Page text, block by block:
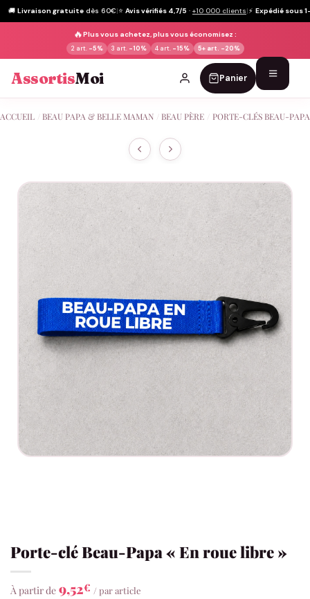
🚚 Livraison gratuite dès 60€|⭐ Avis vérifiés 4,7/5 · +10 000 clients|⚡ Expédié sous
🔥Plus vous achetez, plus vous économisez :
2 art. -5% 3 art. -10% 4 art. -15% 5+ art. -20%
AssortisMoi Panier
au
ACCUEIL BEAU PAPA & BELLE MAMAN BEAU PÈRE PORTE-CLÉS BEAU-PAPA
Porte-clé Beau-Papa « En roue libre »
À partir de 9,52€ / par article